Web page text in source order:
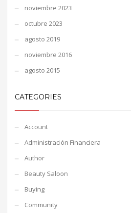
noviembre 2023
octubre 2023
agosto 2019
noviembre 2016
agosto 2015
CATEGORIES
Account
Administración Financiera
Author
Beauty Saloon
Buying
Community